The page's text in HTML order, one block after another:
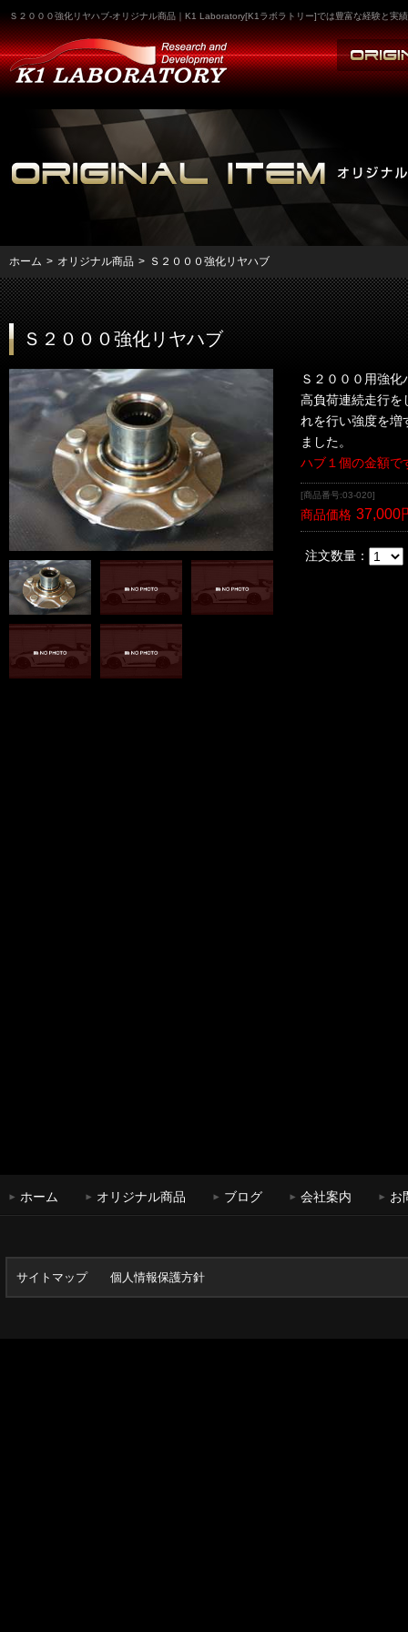
Ｓ２０００強化リヤハブ-オリジナル商品｜K1 Laboratory[K1ラボラトリー]では豊富な経験と実
ホーム > オリジナル商品 > Ｓ２０００強化リヤハブ
Ｓ２０００強化リヤハブ
Ｓ２０００用強化
高負荷連続走行を
れを行い強度を増
ました。
ハブ１個の金額で
[商品番号:03-020]
商品価格 37,000
注文数量：
ホーム オリジナル商品 ブログ 会社案内 お
サイトマップ 個人情報保護方針